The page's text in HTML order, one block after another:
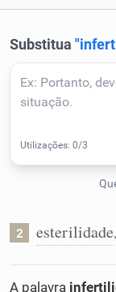
Corrigir Texto
Humanizador
2 esterilidade,
A palavra